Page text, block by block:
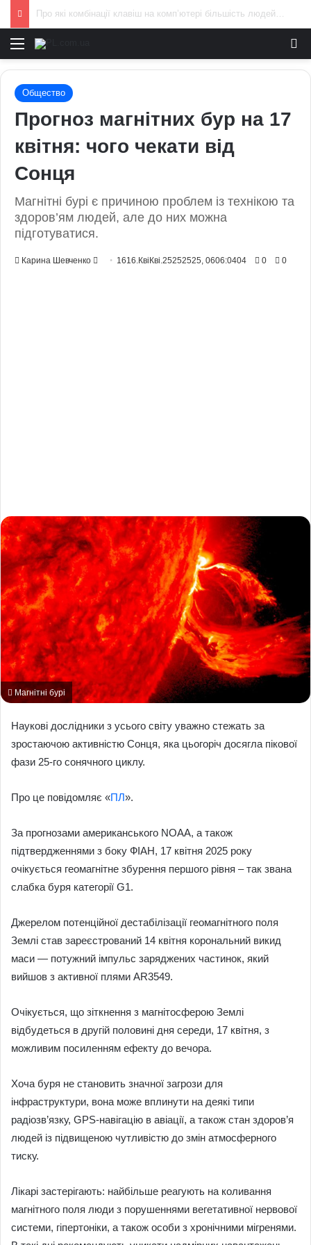
Чоловіки за кордоном не зможуть отримати консульські послуги без військово-облікових документів
Меню
Общество
Прогноз магнітних бур на 17
квітня: чого чекати від
Сонця
Магнітні бурі є причиною проблем із технікою та
здоров’ям людей, але до них можна
підготуватися.
Карина Шевченко
Send 1616.КвіКві.25252525, 0606:0404 0 0
Магнітні бурі
Наукові дослідники з усього світу уважно стежать за
зростаючою активністю Сонця, яка цьогоріч досягла пікової
фази 25-го сонячного циклу.
Про це повідомляє «ПЛ».
За прогнозами американського NOAA, а також
підтвердженнями з боку ФІАН, 17 квітня 2025 року
очікується геомагнітне збурення першого рівня – так звана
слабка буря категорії G1.
Джерелом потенційної дестабілізації геомагнітного поля
Землі став зареєстрований 14 квітня корональний викид
маси — потужний імпульс заряджених частинок, який
вийшов з активної плями AR3549.
Очікується, що зіткнення з магнітосферою Землі
відбудеться в другій половині дня середи, 17 квітня, з
можливим посиленням ефекту до вечора.
Хоча буря не становить значної загрози для
інфраструктури, вона може вплинути на деякі типи
радіозв’язку, GPS-навігацію в авіації, а також стан здоров’я
людей із підвищеною чутливістю до змін атмосферного
тиску.
Лікарі застерігають: найбільше реагують на коливання
магнітного поля люди з порушеннями вегетативної нервової
системи, гіпертоніки, а також особи з хронічними мігренями.